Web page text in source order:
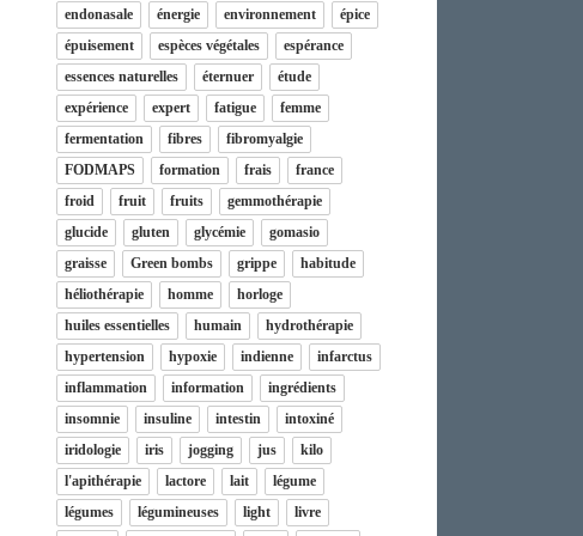
endonasale énergie environnement
épice
épuisement
espèces végétales
espérance
essences naturelles
éternuer
étude
expérience
expert fatigue
femme
fermentation
fibres
fibromyalgie
FODMAPS
formation frais
france
froid
fruit fruits
gemmothérapie
glucide
gluten glycémie
gomasio
graisse
Green bombs grippe
habitude
héliothérapie
homme
horloge
huiles essentielles
humain
hydrothérapie
hypertension
hypoxie indienne
infarctus
inflammation
information
ingrédients
insomnie
insuline intestin
intoxiné
iridologie
iris jogging jus
kilo
l'apithérapie
lactore lait
légume
légumes
légumineuses light
livre